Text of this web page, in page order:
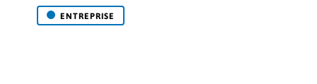
ENTREPRISE